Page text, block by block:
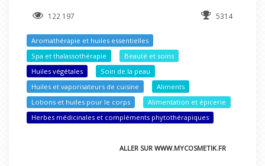
122 197 5314
Aromathérapie et huiles essentielles
Spa et thalassothérapie
Beauté et soins
Huiles végétales
Soin de la peau
Huiles et vaporisateurs de cuisine
Aliments
Lotions et huiles pour le corps
Alimentation et épicerie
Herbes médicinales et compléments phytothérapiques
ALLER SUR WWW.MYCOSMETIK.FR